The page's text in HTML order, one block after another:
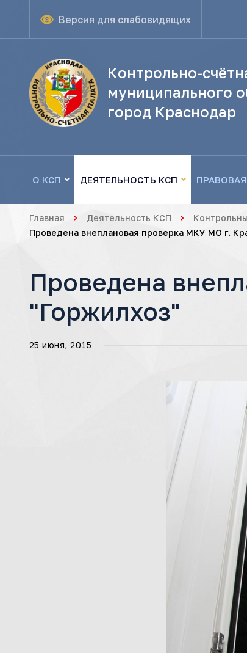
Версия для слабовидящих
Контрольно-
муниципального
город Краснодар
О КСП ДЕЯТЕЛЬНОСТЬ КСП
Главная Деятельность КСП
Проведена внеплановая проверка МКУ МО г.
Проведена
"Горжилхоз"
25 июня, 2015